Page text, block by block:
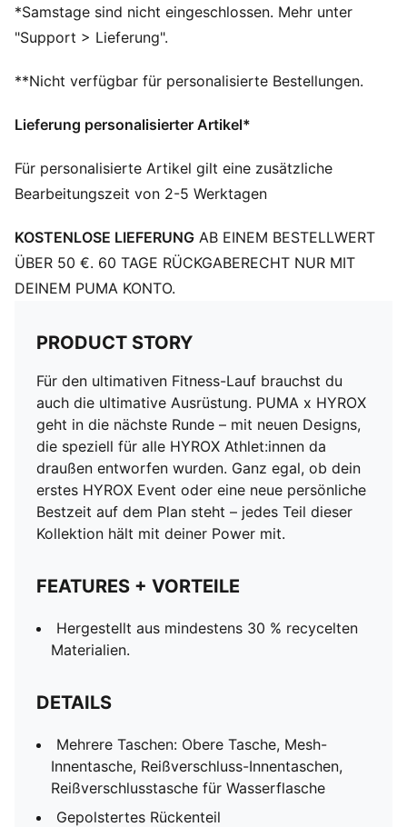
Wasserflasche
Gepolstertes Rückenteil
Bodenfach mit Reißverschluss für Schuhe
Frontpartie mit Klettverschluss
Fassungsvermögen: 46 l
Abmessungen: H 56cm x B 29cm x T 20cm
Befestigung deiner HYROX-Badges
*Samstage sind nicht eingeschlossen. Mehr unter
"Support > Lieferung".
**Nicht verfügbar für personalisierte Bestellungen.
Lieferung personalisierter Artikel*
Für personalisierte Artikel gilt eine zusätzliche
Bearbeitungszeit von 2-5 Werktagen
KOSTENLOSE LIEFERUNG AB EINEM BESTELLWERT
ÜBER 50 €. 60 TAGE RÜCKGABERECHT NUR MIT
DEINEM PUMA KONTO.
PRODUCT STORY
Für den ultimativen Fitness-Lauf brauchst du
auch die ultimative Ausrüstung. PUMA x HYROX
geht in die nächste Runde – mit neuen Designs,
die speziell für alle HYROX Athlet:innen da
draußen entworfen wurden. Ganz egal, ob dein
erstes HYROX Event oder eine neue persönliche
Bestzeit auf dem Plan steht – jedes Teil dieser
Kollektion hält mit deiner Power mit.
FEATURES + VORTEILE
Hergestellt aus mindestens 30 % recycelten
Materialien.
DETAILS
Mehrere Taschen: Obere Tasche, Mesh-
Innentasche, Reißverschluss-Innentaschen,
Reißverschlusstasche für Wasserflasche
Gepolstertes Rückenteil